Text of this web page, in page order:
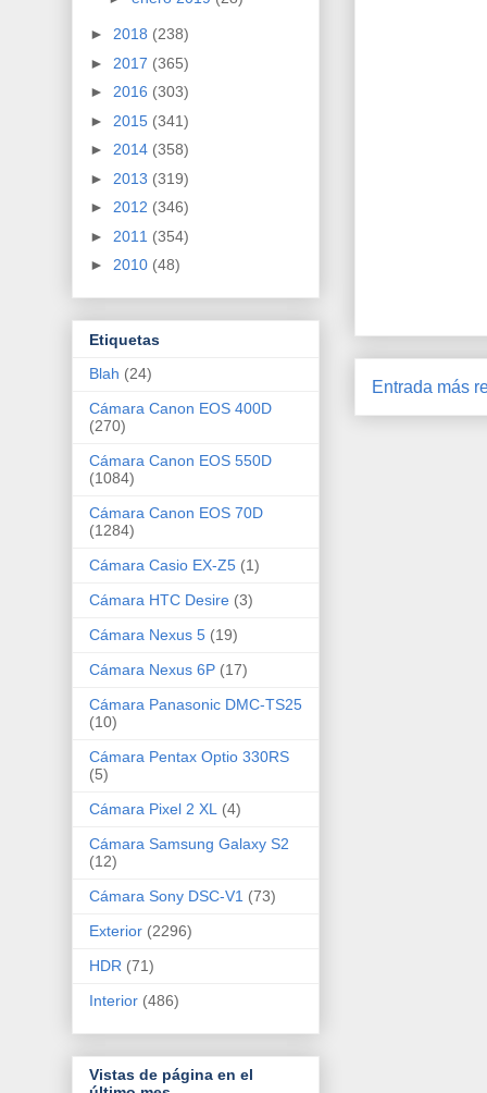
Entrada más
► 2018 (238)
► 2017 (365)
► 2016 (303)
► 2015 (341)
► 2014 (358)
► 2013 (319)
► 2012 (346)
► 2011 (354)
► 2010 (48)
Etiquetas
Blah (24)
Cámara Canon EOS 400D
(270)
Cámara Canon EOS 550D
(1084)
Cámara Canon EOS 70D
(1284)
Cámara Casio EX-Z5 (1)
Cámara HTC Desire (3)
Cámara Nexus 5 (19)
Cámara Nexus 6P (17)
Cámara Panasonic DMC-TS25
(10)
Cámara Pentax Optio 330RS
(5)
Cámara Pixel 2 XL
(4)
Cámara Samsung Galaxy S2
(12)
Cámara Sony DSC-V1 (73)
Exterior (2296)
HDR (71)
Interior (486)
Vistas de página en el